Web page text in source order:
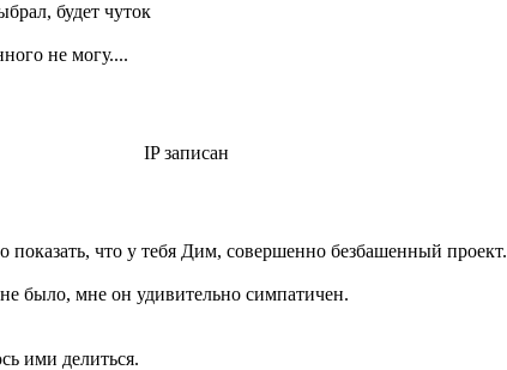
будет чуток
не могу....
IP записан
показать, что у тебя Дим, совершенно безбашенный проект.
было, мне он удивительно симпатичен.
ими делиться.